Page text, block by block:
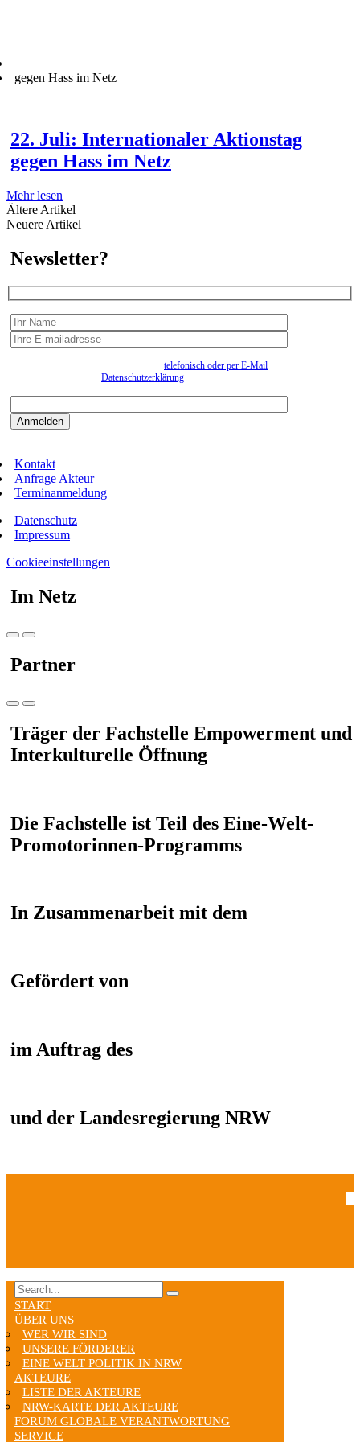
gegen Hass im Netz
22. Juli: Internationaler Aktionstag
gegen Hass im Netz
Mehr lesen
Ältere Artikel
Neuere Artikel
Newsletter?
telefonisch oder per E-Mail
Datenschutzerklärung
Kontakt
Anfrage Akteur
Terminanmeldung
Datenschutz
Impressum
Cookieeinstellungen
Im Netz
Partner
Träger der Fachstelle Empowerment und
Interkulturelle Öffnung
Die Fachstelle ist Teil des Eine-Welt-
Promotorinnen-Programms
In Zusammenarbeit mit dem
Gefördert von
im Auftrag des
und der Landesregierung NRW
START
ÜBER UNS
WER WIR SIND
UNSERE FÖRDERER
EINE WELT POLITIK IN NRW
AKTEURE
LISTE DER AKTEURE
NRW-KARTE DER AKTEURE
FORUM GLOBALE VERANTWORTUNG
SERVICE